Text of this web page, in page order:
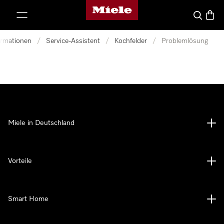
Miele-Homepage
Suche
/ Service-Assistent / Kochfelder / Problemlösung
Miele in Deutschland
Vorteile
Smart Home